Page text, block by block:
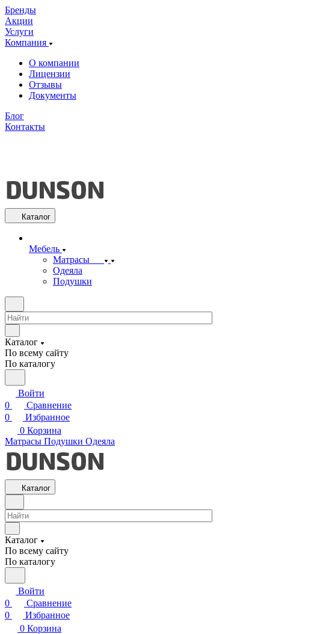
Бренды
Акции
Услуги
Компания
О компании
Лицензии
Отзывы
Документы
Блог
Контакты
Каталог
Мебель
Матрасы
Одеяла
Подушки
Каталог
По всему сайту
По каталогу
Войти
0
Сравнение
0
Избранное
0 Корзина
Матрасы Подушки Одеяла
Каталог
Каталог
По всему сайту
По каталогу
Войти
0
Сравнение
0
Избранное
0 Корзина